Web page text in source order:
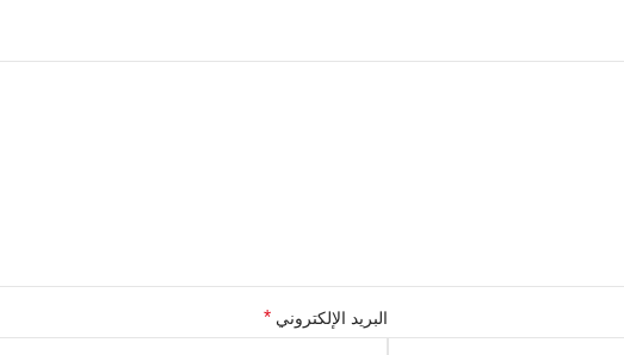
البريد الإلكتروني *